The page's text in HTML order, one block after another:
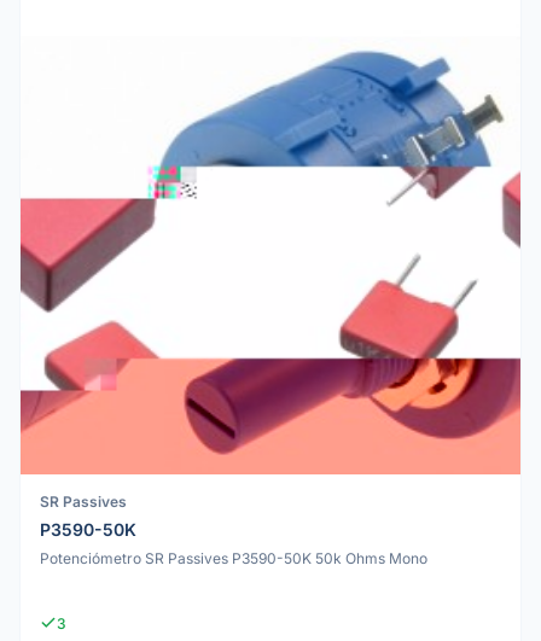
SR Passives
P3590-50K
Potenciómetro SR Passives P3590-50K 50k Ohms Mono
3